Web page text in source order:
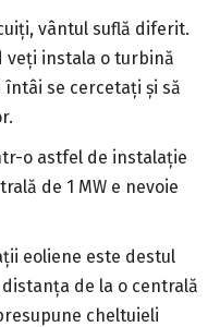
vântul suflă diferit.
veți instala o turbină
se cercetați și să
o astfel de instalație
de 1 MW e nevoie
eoliene este destul
de la o centrală
cheltuieli